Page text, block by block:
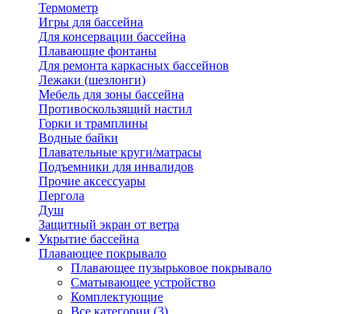
Термометр
Игры для бассейна
Для консервации бассейна
Плавающие фонтаны
Для ремонта каркасных бассейнов
Лежаки (шезлонги)
Мебель для зоны бассейна
Противоскользящий настил
Горки и трамплины
Водные байки
Плавательные круги/матрасы
Подъемники для инвалидов
Прочие аксессуары
Пергола
Душ
Защитный экран от ветра
Укрытие бассейна
Плавающее покрывало
Плавающее пузырьковое покрывало
Сматывающее устройство
Комплектующие
Все категории (3)